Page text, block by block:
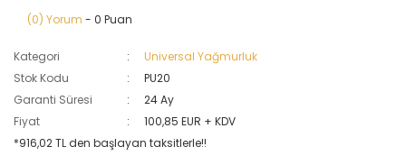
(0) Yorum - 0 Puan
Kategori
Universal Yağmurluk
Stok Kodu
PU20
Garanti Süresi
24 Ay
Fiyat
100,85 EUR + KDV
*916,02 TL den başlayan taksitlerle!!